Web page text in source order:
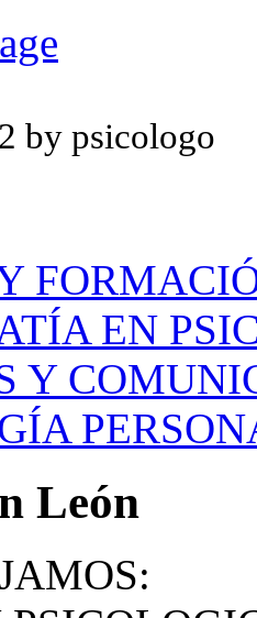
by psicologo
EN
Y
León